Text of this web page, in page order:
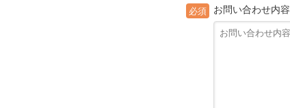
お問い合わせ内容
必須